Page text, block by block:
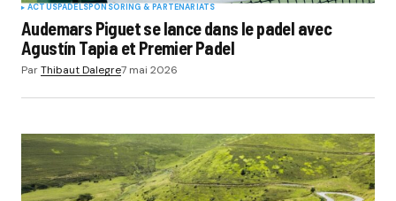
ACTUSPADELSPONSORING & PARTENARIATS
Audemars Piguet se lance dans le padel avec
Agustín Tapia et Premier Padel
ParThibaut Dalegre7 mai 2026